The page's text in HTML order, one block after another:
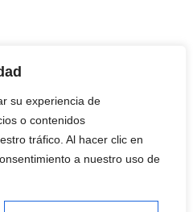
su experiencia de
o contenidos
tráfico. Al hacer clic en
a nuestro uso de